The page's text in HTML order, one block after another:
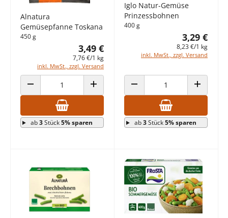
Alnatura
Gemüsepfanne Toskana
450 g
3,49 €
7,76 €/1 kg
inkl. MwSt., zzgl. Versand
ANZAHL VERRINGERN ANZAHL ERHÖHEN
ab3Stück5% sparen
Iglo Natur-Gemüse
Prinzessbohnen
400 g
3,29 €
8,23 €/1 kg
inkl. MwSt., zzgl. Versand
ANZAHL VERRINGERN ANZAHL
ab3Stück5% sparen